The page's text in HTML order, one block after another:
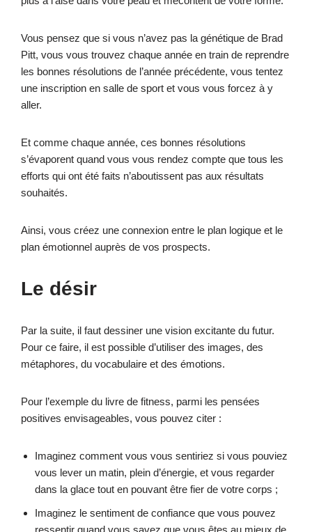
Vous pensez que si vous n’avez pas la génétique de Brad
Pitt, vous vous trouvez chaque année en train de reprendre
les bonnes résolutions de l’année précédente, vous tentez
une inscription en salle de sport et vous vous forcez à y
aller.
Et comme chaque année, ces bonnes résolutions
s’évaporent quand vous vous rendez compte que tous les
efforts qui ont été faits n’aboutissent pas aux résultats
souhaités.
Ainsi, vous créez une connexion entre le plan logique et le
plan émotionnel auprès de vos prospects.
Le désir
Par la suite, il faut dessiner une vision excitante du futur.
Pour ce faire, il est possible d’utiliser des images, des
métaphores, du vocabulaire et des émotions.
Pour l’exemple du livre de fitness, parmi les pensées
positives envisageables, vous pouvez citer :
Imaginez comment vous vous sentiriez si vous pouviez
vous lever un matin, plein d’énergie, et vous regarder
dans la glace tout en pouvant être fier de votre corps ;
Imaginez le sentiment de confiance que vous pouvez
ressentir quand vous savez que vous êtes au mieux de